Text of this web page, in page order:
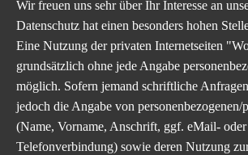
Wir freuen uns sehr über Ihr Interesse an
Datenschutz hat einen besonders hohen
Eine Nutzung der privaten Internetseiten
grundsätzlich ohne jede Angabe
möglich. Sofern jemand schriftliche
jedoch die Angabe von personenbezogenen/
(Name, Vorname, Anschrift, ggf. eMail- oder
Telefonverbindung) sowie deren Nutzung